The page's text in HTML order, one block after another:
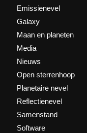
Emissienevel
Galaxy
Maan en planeten
Media
Nieuws
Open sterrenhoop
Planetaire nevel
Reflectienevel
Samenstand
Software